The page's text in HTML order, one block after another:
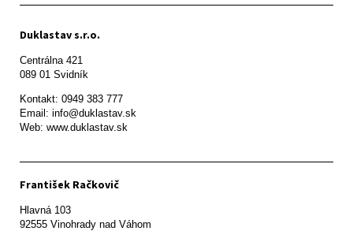
Duklastav s.r.o.
Centrálna 421
089 01 Svidník
Kontakt: 0949 383 777
Email: info@duklastav.sk
Web: www.duklastav.sk
František Račkovič
Hlavná 103
92555 Vinohrady nad Váhom